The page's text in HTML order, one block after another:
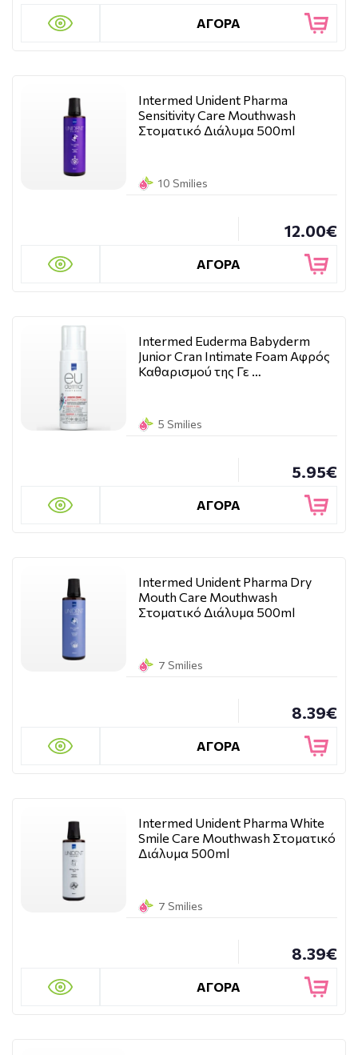
ΑΓΟΡΑ
Intermed Unident Pharma
Sensitivity Care Mouthwash
Στοματικό Διάλυμα 500ml
10 Smilies
12.00€
ΑΓΟΡΑ
Intermed Euderma Babyderm
Junior Cran Intimate Foam Αφρός
Καθαρισμού της Γε …
5 Smilies
5.95€
ΑΓΟΡΑ
Intermed Unident Pharma Dry
Mouth Care Mouthwash
Στοματικό Διάλυμα 500ml
7 Smilies
8.39€
ΑΓΟΡΑ
Intermed Unident Pharma White
Smile Care Mouthwash Στοματικό
Διάλυμα 500ml
7 Smilies
8.39€
ΑΓΟΡΑ